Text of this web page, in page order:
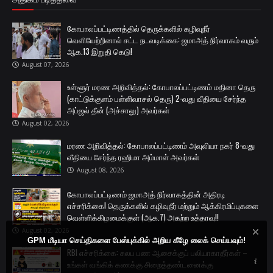
கோபாலப்பட்டிணத்தில் தெருக்களில் கழிவுநீர்
வெளியேற்றினால் சட்ட நடவடிக்கை: ஜமாஅத் நிர்வாகம் வரும்
ஆக.13 இறுதி கெடு!
August 07, 2026
உள்ளூர் மரண அறிவித்தல்: கோபாலப்பட்டிணம் மதினா தெரு
(காட்டுக்குளம் பள்ளிவாசல் தெரு) 2-வது வீதியை சேர்ந்த
அப்ஜல் தீன் (அச்சாலு) அவர்கள்
August 02, 2026
மரண அறிவித்தல்: கோபாலப்பட்டிணம் அவுலியா நகர் 8-வது
வீதியை சேர்ந்த ரஹிமா அம்மாள் அவர்கள்
August 08, 2026
கோபாலப்பட்டிணம் ஜமாஅத் நிர்வாகத்தின் அதிரடி
எச்சரிக்கை! தெருக்களில் கழிவுநீர் மற்றும் ஆக்கிரமிப்புகளை
வெள்ளிக்கிழமைக்குள் (ஆக.7) அகற்ற உத்தரவு!!
August 02, 2026
RBI எச்சரிக்கை: சுலப பண ஆசைக்குப் பலியாகாதீர்கள் –
உங்கள் வங்கிக் கணக்கு சிறைத்தண்டனைக்கு
GPM மீடியா செய்திகளை பேஸ்புக்கில் அறிய கீழே லைக் செய்யவும்!